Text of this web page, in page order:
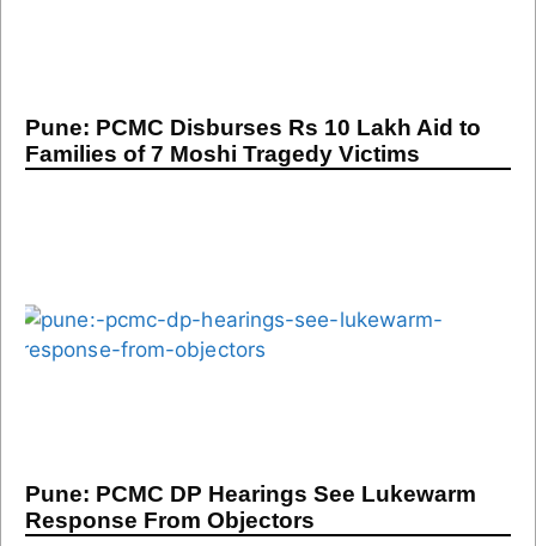
Pune: PCMC Disburses Rs 10 Lakh Aid to
Families of 7 Moshi Tragedy Victims
Pune: PCMC DP Hearings See Lukewarm
Response From Objectors